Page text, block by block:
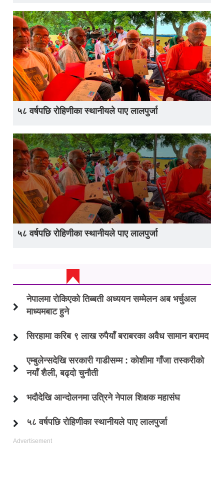
५८ वर्षपछि रोहिणीका स्थानीयले पाए लालपुर्जा
५८ वर्षपछि रोहिणीका स्थानीयले पाए लालपुर्जा
नेपालमा रोकिएको तिब्बती अध्ययन सम्मेलन अब भर्चुअल
माध्यमबाट हुने
सिरहामा करिब ९ लाख रुपैयाँ बराबरका अवैध सामान बरामद
एम्बुलेन्सदेखि सरकारी गाडीसम्म : कोशीमा गाँजा तस्करीको
नयाँ शैली, बढ्दो चुनौती
भदौदेखि आन्दोलनमा उत्रिने नेपाल शिक्षक महासंघ
५८ वर्षपछि रोहिणीका स्थानीयले पाए लालपुर्जा